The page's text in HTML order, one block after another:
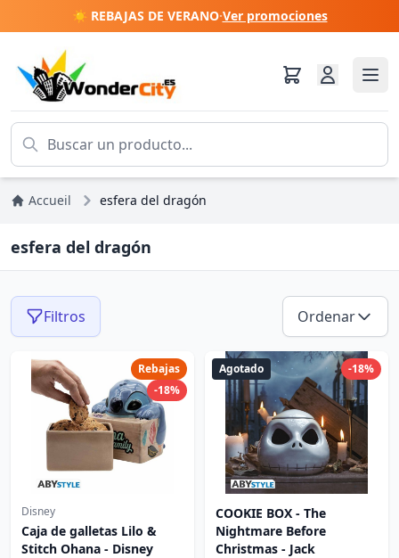
☀️ REBAJAS DE VERANO·Ver promociones
Accueil esfera del dragón
esfera del dragón
Filtros Ordenar
Rebajas
-18%
Disney
Caja de galletas Lilo &
Stitch Ohana - Disney
-18%
Agotado
COOKIE BOX - The
Nightmare Before
Christmas - Jack